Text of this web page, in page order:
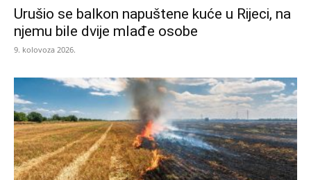
Urušio se balkon napuštene kuće u Rijeci, na
njemu bile dvije mlađe osobe
9. kolovoza 2026.